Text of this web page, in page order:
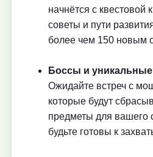
начнётся с квестовой
советы и пути
более чем 150 новым
Боссы и
Ожидайте встреч с
которые будут
предметы для вашего
будьте готовы к